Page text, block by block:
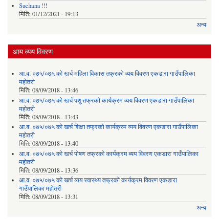
Suchana !!!
मिति: 01/12/2021 - 19:13
अन्य
आय व्यय विवरण
आ.व. ०७५/०७५ को खर्च महिला विकास तफ्रको व्यय विवरण एकडारा गाउँपालिका
महोतरी
मिति: 08/09/2018 - 13:46
आ.व. ०७५/०७५ को खर्च पशु तफ्रको कार्यक्रम व्यय विवरण एकडारा गाउँपालिका
महोतरी
मिति: 08/09/2018 - 13:43
आ.व. ०७५/०७५ को खर्च शिक्षा तफ्रको कार्यक्रम व्यय विवरण एकडारा गाउँपालिका
महोतरी
मिति: 08/09/2018 - 13:40
आ.व. ०७५/०७५ को खर्च पोषण तफ्रको कार्यक्रम व्यय विवरण एकडारा गाउँपालिका
महोतरी
मिति: 08/09/2018 - 13:36
आ.व. ०७५/०७५ को खर्च व्यय स्वास्थ्य तफ्रको कार्यक्रम विवरण एकडारा
गाउँपालिका महोतरी
मिति: 08/09/2018 - 13:31
अन्य